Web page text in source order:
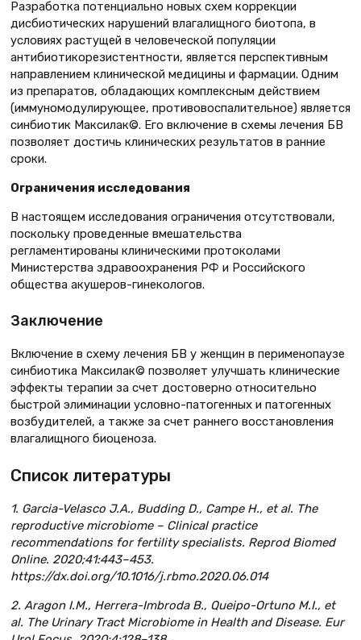
Разработка потенциально новых схем коррекции
дисбиотических нарушений влагалищного биотопа, в
условиях растущей в человеческой популяции
антибиотикорезистентности, является перспективным
направлением клинической медицины и фармации. Одним
из препаратов, обладающих комплексным действием
(иммуномодулирующее, противовоспалительное) является
синбиотик Максилак©. Его включение в схемы лечения БВ
позволяет достичь клинических результатов в ранние
сроки.
Ограничения исследования
В настоящем исследования ограничения отсутствовали,
поскольку проведенные вмешательства
регламентированы клиническими протоколами
Министерства здравоохранения РФ и Российского
общества акушеров-гинекологов.
Заключение
Включение в схему лечения БВ у женщин в перименопаузе
синбиотика Максилак© позволяет улучшать клинические
эффекты терапии за счет достоверно относительно
быстрой элиминации условно-патогенных и патогенных
возбудителей, а также за счет раннего восстановления
влагалищного биоценоза.
Список литературы
1. Garcia-Velasco J.A., Budding D., Campe H., et al. The
reproductive microbiome – Clinical practice
recommendations for fertility specialists. Reprod Biomed
Online. 2020;41:443–453.
https://dx.doi.org/10.1016/j.rbmo.2020.06.014
2. Aragon I.M., Herrera-Imbroda B., Queipo-Ortuno M.I., et
al. The Urinary Tract Microbiome in Health and Disease. Eur